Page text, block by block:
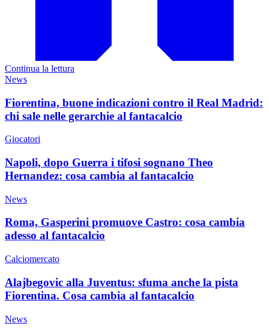
Continua la lettura
News
Fiorentina, buone indicazioni contro il Real Madrid:
chi sale nelle gerarchie al fantacalcio
Giocatori
Napoli, dopo Guerra i tifosi sognano Theo
Hernandez: cosa cambia al fantacalcio
News
Roma, Gasperini promuove Castro: cosa cambia
adesso al fantacalcio
Calciomercato
Alajbegovic alla Juventus: sfuma anche la pista
Fiorentina. Cosa cambia al fantacalcio
News